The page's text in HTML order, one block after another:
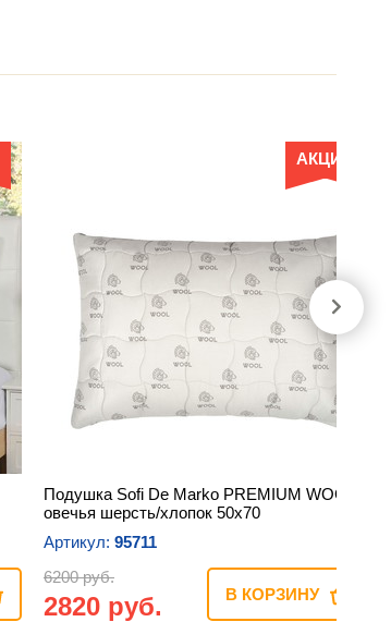
АКЦИЯ
Подушка Sofi De Marko PREMIUM WOOL
овечья шерсть/хлопок 50х70
Артикул: 95711
6200 руб.
2820 руб. В КОРЗИНУ